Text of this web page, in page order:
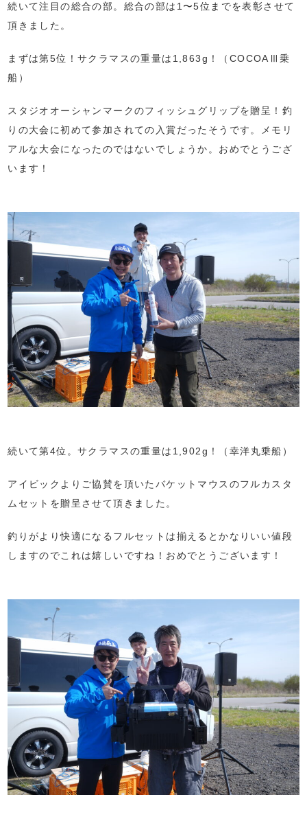
続いて注目の総合の部。総合の部は1〜5位までを表彰させて
頂きました。
まずは第5位！サクラマスの重量は1,863g！（COCOAⅢ乗
船）
スタジオオーシャンマークのフィッシュグリップを贈呈！釣
りの大会に初めて参加されての入賞だったそうです。メモリ
アルな大会になったのではないでしょうか。おめでとうござ
います！
続いて第4位。サクラマスの重量は1,902g！（幸洋丸乗船）
アイビックよりご協賛を頂いたバケットマウスのフルカスタ
ムセットを贈呈させて頂きました。
釣りがより快適になるフルセットは揃えるとかなりいい値段
しますのでこれは嬉しいですね！おめでとうございます！